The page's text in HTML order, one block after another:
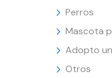
Perros
Mascota
Adopto
Otros